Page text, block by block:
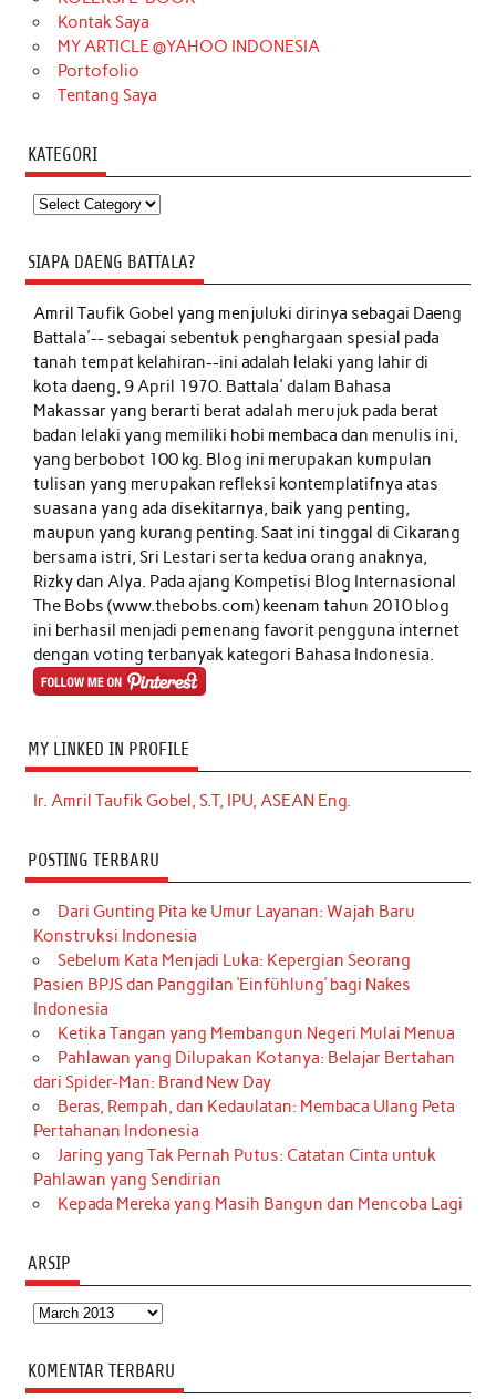
Kontak Saya
MY ARTICLE @YAHOO INDONESIA
Portofolio
Tentang Saya
KATEGORI
Kategori
SIAPA DAENG BATTALA?
Amril Taufik Gobelyang menjuluki dirinya sebagai Daeng
Battala'-- sebagai sebentuk penghargaan spesial pada
tanah tempat kelahiran--ini adalah lelaki yang lahir di
kota daeng, 9 April 1970. Battala' dalam Bahasa
Makassar yang berarti berat adalah merujuk pada berat
badan lelaki yang memiliki hobi membaca dan menulis ini,
yang berbobot 100 kg. Blog ini merupakan kumpulan
tulisan yang merupakan refleksi kontemplatifnya atas
suasana yang ada disekitarnya, baik yang penting,
maupun yang kurang penting. Saat ini tinggal di Cikarang
bersama istri, Sri Lestari serta kedua orang anaknya,
Rizky dan Alya. Pada ajang Kompetisi Blog Internasional
The Bobs (www.thebobs.com) keenam tahun 2010 blog
ini berhasil menjadi pemenang favorit pengguna internet
dengan voting terbanyak kategori Bahasa Indonesia.
MY LINKED IN PROFILE
Ir. Amril Taufik Gobel, S.T, IPU, ASEAN Eng.
POSTING TERBARU
Dari Gunting Pita ke Umur Layanan: Wajah Baru
Konstruksi Indonesia
Sebelum Kata Menjadi Luka: Kepergian Seorang
Pasien BPJS dan Panggilan ‘Einfühlung’ bagi Nakes
Indonesia
Ketika Tangan yang Membangun Negeri Mulai Menua
Pahlawan yang Dilupakan Kotanya: Belajar Bertahan
dari Spider-Man: Brand New Day
Beras, Rempah, dan Kedaulatan: Membaca Ulang Peta
Pertahanan Indonesia
Jaring yang Tak Pernah Putus: Catatan Cinta untuk
Pahlawan yang Sendirian
Kepada Mereka yang Masih Bangun dan Mencoba Lagi
ARSIP
Arsip
KOMENTAR TERBARU